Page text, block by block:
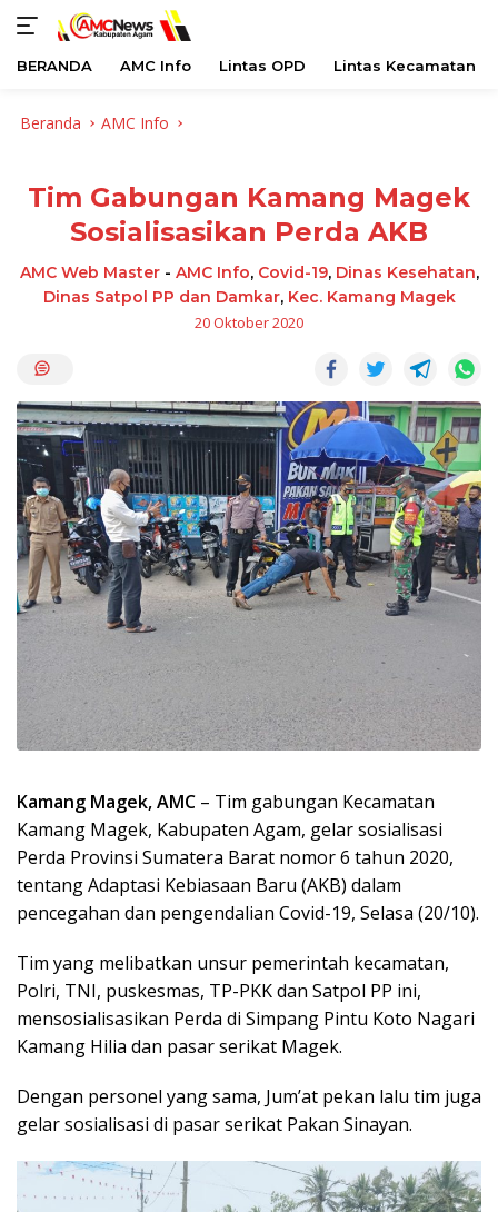
BERANDA AMC Info Lintas OPD Lintas Kecamatan
Beranda AMC Info
Tim Gabungan Kamang Magek
Sosialisasikan Perda AKB
AMC Web Master- AMC Info, Covid-19, Dinas Kesehatan,
Dinas Satpol PP dan Damkar, Kec. Kamang Magek
20 Oktober 2020
Kamang Magek, AMC – Tim gabungan Kecamatan
Kamang Magek, Kabupaten Agam, gelar sosialisasi
Perda Provinsi Sumatera Barat nomor 6 tahun 2020,
tentang Adaptasi Kebiasaan Baru (AKB) dalam
pencegahan dan pengendalian Covid-19, Selasa (20/10).
Tim yang melibatkan unsur pemerintah kecamatan,
Polri, TNI, puskesmas, TP-PKK dan Satpol PP ini,
mensosialisasikan Perda di Simpang Pintu Koto Nagari
Kamang Hilia dan pasar serikat Magek.
Dengan personel yang sama, Jum’at pekan lalu tim juga
gelar sosialisasi di pasar serikat Pakan Sinayan.